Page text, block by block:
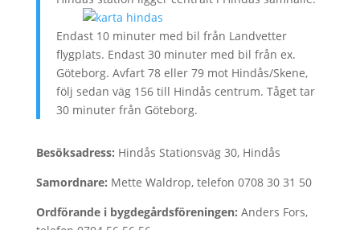
Endast 10 minuter med bil från Landvetter
flygplats. Endast 30 minuter med bil från ex.
Göteborg. Avfart 78 eller 79 mot Hindås/Skene,
följ sedan väg 156 till Hindås centrum. Tåget tar
30 minuter från Göteborg.
Besöksadress: Hindås Stationsväg 30, Hindås
Samordnare: Mette Waldrop, telefon 0708 30 31 50
Ordförande i bygdegårdsföreningen: Anders Fors,